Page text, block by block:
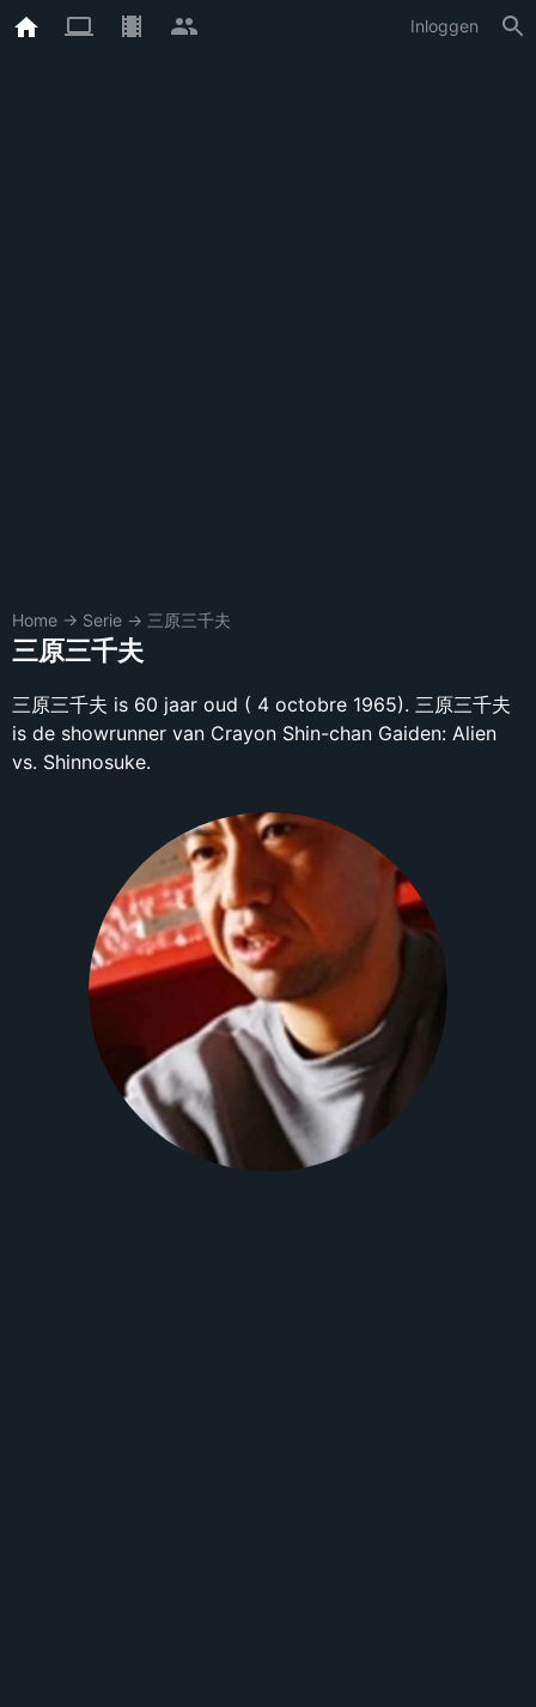
Inloggen
Home → Serie → 三原三千夫
三原三千夫
三原三千夫 is 60 jaar oud ( 4 octobre 1965). 三原三千夫
is de showrunner van Crayon Shin-chan Gaiden: Alien
vs. Shinnosuke.